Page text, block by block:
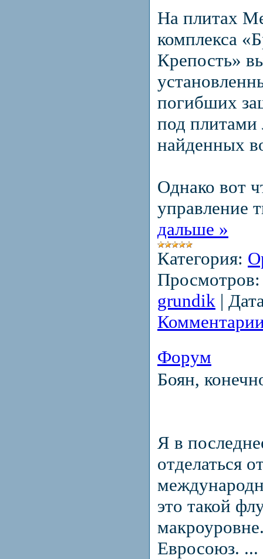
На плитах
комплекса
Крепость»
погибших
под плитами
найденных
Однако вот
управление
дальше »
Категория:
Просмотров:
grundik |
Форум
Боян,
Я в
отделаться
это такой
Евросоюз. ...